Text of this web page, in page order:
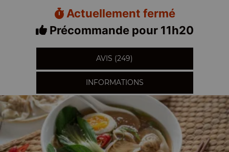
Actuellement fermé
Précommande pour 11h20
AVIS (249)
INFORMATIONS